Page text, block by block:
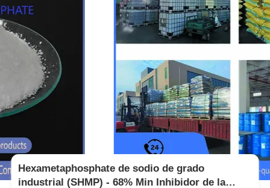
Hexametaphosphate de sodio de grado
industrial (SHMP) - 68% Min Inhibidor de la